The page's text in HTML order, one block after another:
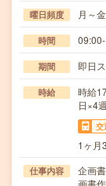
曜日頻度 月～
時間
期間 即日
時給
時給
日×4
交
1ヶ月
仕事内容
企画
画書